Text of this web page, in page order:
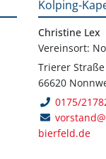
Kolping-
Christine Lex
Vereinsort:
Trierer
66620
0175/
bierfeld.de